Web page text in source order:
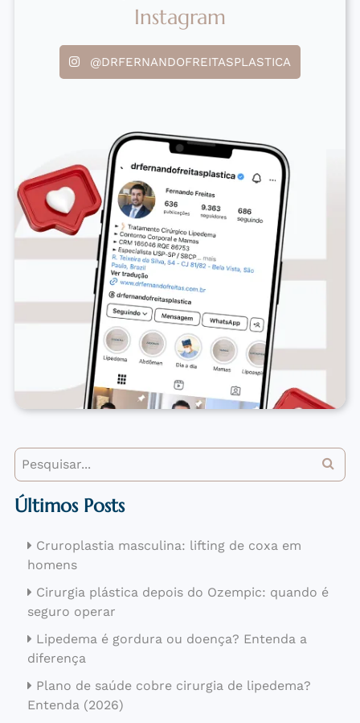
Instagram
@DRFERNANDOFREITASPLASTICA
Últimos Posts
Cruroplastia masculina: lifting de coxa em
homens
Cirurgia plástica depois do Ozempic: quando é
seguro operar
Lipedema é gordura ou doença? Entenda a
diferença
Plano de saúde cobre cirurgia de lipedema?
Entenda (2026)